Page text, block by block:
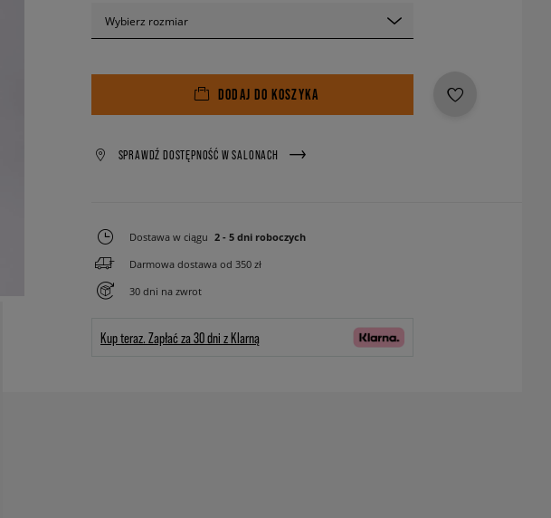
Wybierz rozmiar
DODAJ DO KOSZYKA
SPRAWDŹ DOSTĘPNOŚĆ W SALONACH
Dostawa w ciągu 2 - 5 dni roboczych
Darmowa dostawa od 350 zł
30 dni na zwrot
Kup teraz. Zapłać za 30 dni z Klarną